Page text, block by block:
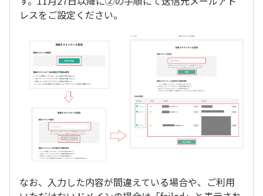
レスをご設定ください。
なお、入力した内容が間違えている場合や、ご利用